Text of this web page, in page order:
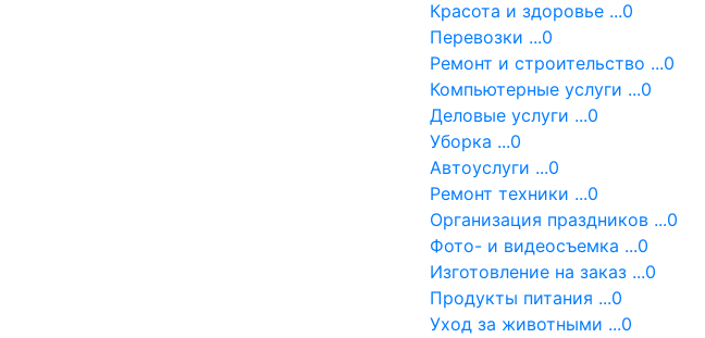
Красота и здоровье ...0
Перевозки ...0
Ремонт и строительство ...0
Компьютерные услуги ...0
Деловые услуги ...0
Уборка ...0
Автоуслуги ...0
Ремонт техники ...0
Организация праздников ...0
Фото- и видеосъемка ...0
Изготовление на заказ ...0
Продукты питания ...0
Уход за животными ...0